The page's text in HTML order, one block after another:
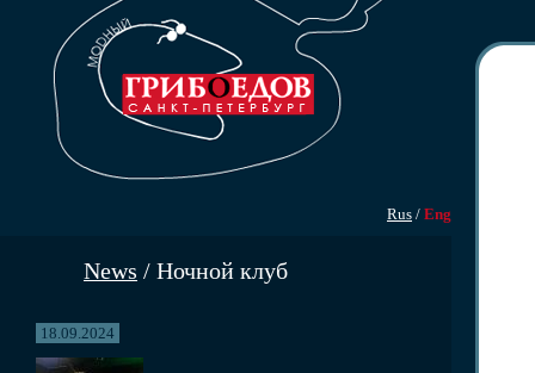
Rus / Eng
News / Ночной клуб
18.09.2024